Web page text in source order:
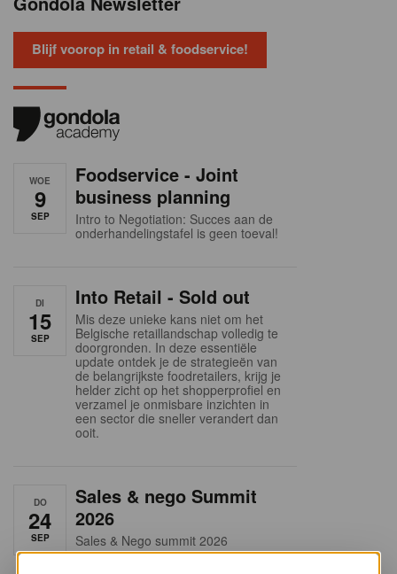
Blijf voorop in retail & foodservice!
WOE
9
SEP
Foodservice - Joint
business planning
Intro to Negotiation: Succes aan de
onderhandelingstafel is geen toeval!
DI
15
SEP
Into Retail - Sold out
Mis deze unieke kans niet om het
Belgische retaillandschap volledig te
doorgronden. In deze essentiële
update ontdek je de strategieën van
de belangrijkste foodretailers, krijg je
helder zicht op het shopperprofiel en
verzamel je onmisbare inzichten in
een sector die sneller verandert dan
ooit.
DO
24
SEP
Sales & nego Summit
2026
Sales & Nego summit 2026